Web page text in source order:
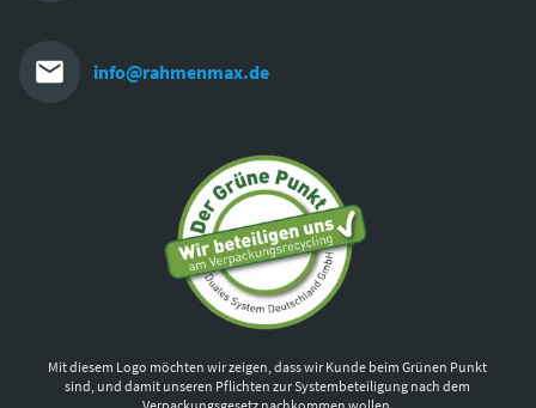
info@rahmenmax.de
Mit diesem Logo möchten wir zeigen, dass wir Kunde beim Grünen Punkt
sind, und damit unseren Pflichten zur Systembeteiligung nach dem